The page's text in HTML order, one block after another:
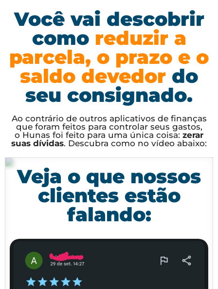
Você vai descobrir
como reduzir a
parcela, o prazo e o
saldo devedor do
seu consignado.
Ao contrário de outros aplicativos de finanças
que foram feitos para controlar seus gastos,
o Hunas foi feito para uma única coisa: zerar
suas dívidas. Descubra como no vídeo abaixo:
Veja o que nossos
clientes estão
falando: